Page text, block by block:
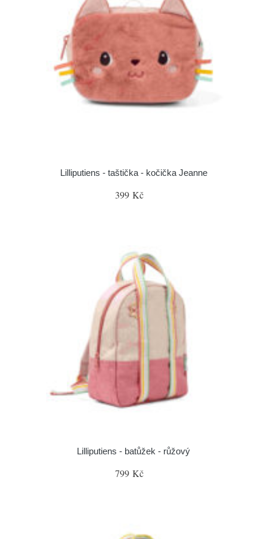
Lilliputiens - taštička - kočička Jeanne
399 Kč
Lilliputiens - batůžek - růžový
799 Kč